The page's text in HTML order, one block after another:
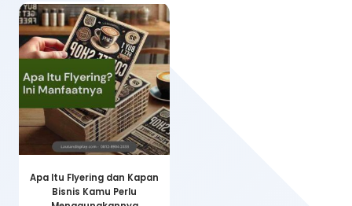
Apa Itu Flyering dan Kapan
Bisnis Kamu Perlu